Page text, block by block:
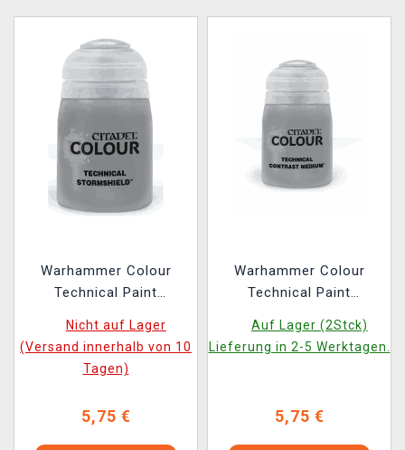
Warhammer Colour
Technical Paint
Texturfarbe - Matt
Nicht auf Lager
(Versand innerhalb von 10
Tagen)
5,75 €
Warhammer Colour
Technical Paint
Texturfarbe - weiß
Auf Lager (2Stck)
Lieferung in 2-5 Werktagen.
5,75 €